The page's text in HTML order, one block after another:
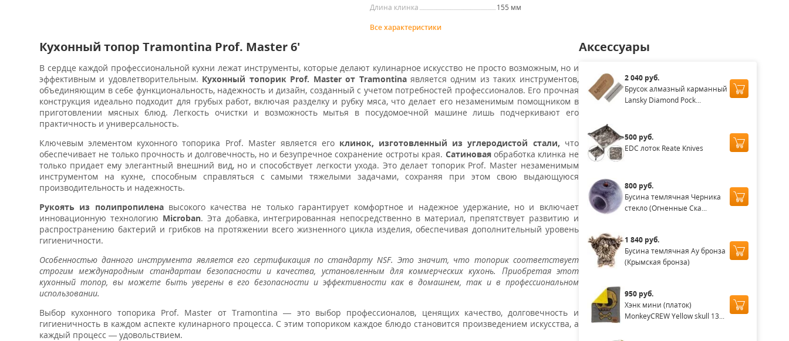
Длина клинка
155 мм
Все характеристики
Кухонный топор Tramontina Prof. Master 6'
В сердце каждой профессиональной кухни лежат инструменты, которые делают кулинарное искусство не просто возможным, но и
эффективным и удовлетворительным. Кухонный топорик Prof. Master от Tramontinaявляется одним из таких инструментов,
объединяющим в себе функциональность, надежность и дизайн, созданный с учетом потребностей профессионалов. Его прочная
конструкция идеально подходит для грубых работ, включая разделку и рубку мяса, что делает его незаменимым помощником в
приготовлении мясных блюд. Легкость очистки и возможность мытья в посудомоечной машине лишь подчеркивают его
практичность и универсальность.
Ключевым элементом кухонного топорика Prof. Master является его клинок, изготовленный из углеродистой стали, что
обеспечивает не только прочность и долговечность, но и безупречное сохранение остроты края. Сатиноваяобработка клинка не
только придает ему элегантный внешний вид, но и способствует легкости ухода. Это делает топорик Prof. Master незаменимым
инструментом на кухне, способным справляться с самыми тяжелыми задачами, сохраняя при этом свою выдающуюся
производительность и надежность.
Рукоять из полипропилена высокого качества не только гарантирует комфортное и надежное удержание, но и включает
инновационную технологию Microban. Эта добавка, интегрированная непосредственно в материал, препятствует развитию и
распространению бактерий и грибков на протяжении всего жизненного цикла изделия, обеспечивая дополнительный уровень
гигиеничности.
Особенностью данного инструмента является его сертификация по стандарту NSF. Это значит, что топорик соответствует
строгим международным стандартам безопасности и качества, установленным для коммерческих кухонь. Приобретая этот
кухонный топор, вы можете быть уверены в его безопасности и эффективности как в домашнем, так и в профессиональном
использовании.
Выбор кухонного топорика Prof. Master от Tramontina — это выбор профессионалов, ценящих качество, долговечность и
гигиеничность в каждом аспекте кулинарного процесса. С этим топориком каждое блюдо становится произведением искусства, а
каждый процесс — удовольствием.
Аксессуары
2 040 руб.
Брусок алмазный карманный
Lansky Diamond Pock...
500 руб.
EDC лоток Reate Knives
800 руб.
Бусина темлячная Черника
стекло (Огненные Ска...
1 840 руб.
Бусина темлячная Ау бронза
(Крымская бронза)
950 руб.
Хэнк мини (платок)
MonkeyCREW Yellow skull 13...